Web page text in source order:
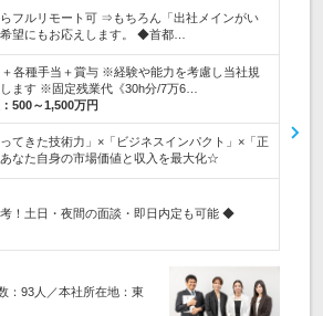
フルリモート可 ⇒もちろん「出社メインがい
望にもお応えします。 ◆首都…
＋各種手当＋賞与 ※経験や能力を考慮し当社規
ます ※固定残業代《30h分/7万6…
500～1,500万円
ってきた技術力」×「ビジネスインパクト」×「正
なた自身の市場価値と収入を最大化☆
！土日・夜間の面談・即日内定も可能 ◆
：93人／本社所在地：東